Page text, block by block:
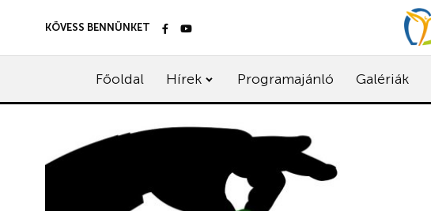
KÖVESS BENNÜNKET
Főoldal Hírek Programajánló Galériák